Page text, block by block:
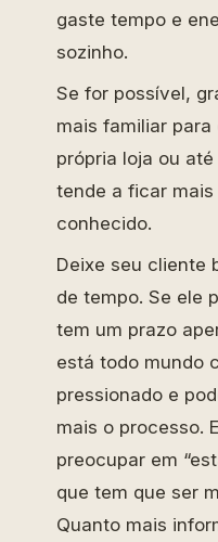
gaste tempo e
sozinho.
Se for possível,
mais familiar
própria loja ou
tende a ficar
conhecido.
Deixe seu cliente
de tempo. Se ele
tem um prazo
está todo mundo
pressionado e
mais o processo.
preocupar em
que tem que ser
Quanto mais